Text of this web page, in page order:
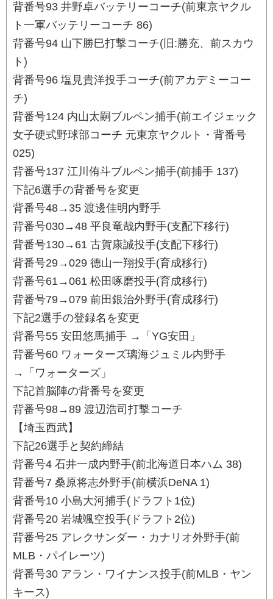
背番号93 井野卓バッテリーコーチ(前東京ヤクル
ト一軍バッテリーコーチ 86)
背番号94 山下勝巳打撃コーチ(旧:勝充、前スカウ
ト)
背番号96 塩見貴洋投手コーチ(前アカデミーコー
チ)
背番号124 内山太嗣ブルペン捕手(前エイジェック
女子硬式野球部コーチ 元東京ヤクルト・背番号
025)
背番号137 江川侑斗ブルペン捕手(前捕手 137)
下記6選手の背番号を変更
背番号48→35 渡邊佳明内野手
背番号030→48 平良竜哉内野手(支配下移行)
背番号130→61 古賀康誠投手(支配下移行)
背番号29→029 德山一翔投手(育成移行)
背番号61→061 松田啄磨投手(育成移行)
背番号79→079 前田銀治外野手(育成移行)
下記2選手の登録名を変更
背番号55 安田悠馬捕手 →「YG安田」
背番号60 ワォーターズ璃海ジュミル内野手
→「ワォーターズ」
下記首脳陣の背番号を変更
背番号98→89 渡辺浩司打撃コーチ
【埼玉西武】
下記26選手と契約締結
背番号4 石井一成内野手(前北海道日本ハム 38)
背番号7 桑原将志外野手(前横浜DeNA 1)
背番号10 小島大河捕手(ドラフト1位)
背番号20 岩城颯空投手(ドラフト2位)
背番号25 アレクサンダー・カナリオ外野手(前
MLB・パイレーツ)
背番号30 アラン・ワイナンス投手(前MLB・ヤン
キース)